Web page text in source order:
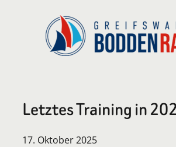
Letztes Training in
17. Oktober 2025